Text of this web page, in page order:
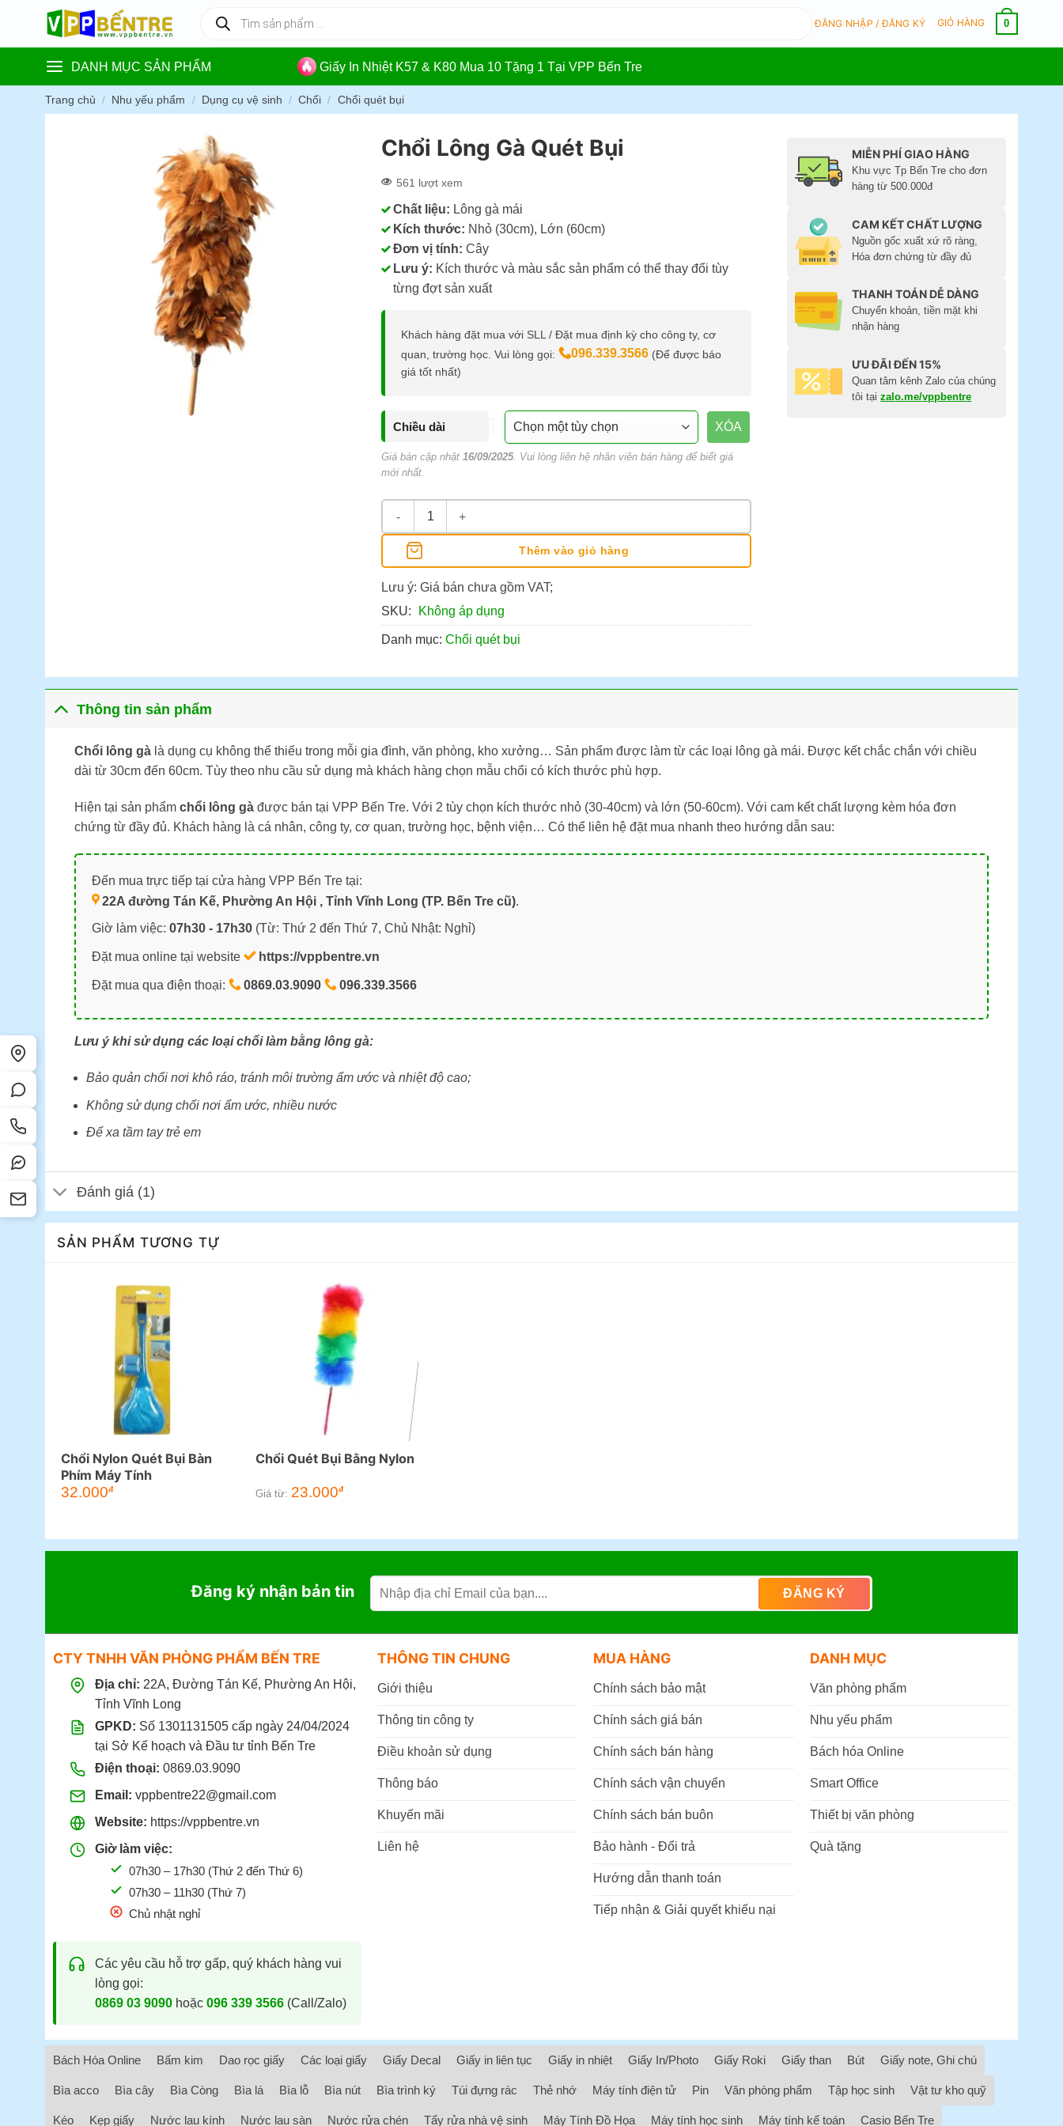
content
kiếm
phẩm
ĐĂNG NHẬP / ĐĂNG KÝ GIỎ HÀNG 0
DANH MỤC SẢN PHẨM Giấy In Nhiệt K57 & K80 Mua 10 Tặng 1 Tại VPP Bến Tre
Trang chủ / Nhu yếu phẩm / Dụng cụ vệ sinh / Chổi / Chổi quét bụi
Chổi Lông Gà Quét Bụi
561 lượt xem
Chất liệu: Lông gà mái
Kích thước: Nhỏ (30cm), Lớn (60cm)
Đơn vị tính: Cây
Lưu ý: Kích thước và màu sắc sản phẩm có thể thay đổi tùy
từng đợt sản xuất
Khách hàng đặt mua với SLL / Đặt mua định kỳ cho công ty, cơ
quan, trường học. Vui lòng gọi:
096.339.3566 (Để được báo
giá tốt nhất)
Chiều dài XÓA
Giá bán cập nhật 16/09/2025. Vui lòng liên hệ nhân viên bán hàng để biết giá
mới nhất.
Chổi Lông Gà Quét Bụi số lượng
Thêm vào giỏ hàng
Lưu ý: Giá bán chưa gồm VAT;
SKU:
Không áp dụng
Danh mục: Chổi quét bụi
MIỄN PHÍ GIAO HÀNG
Khu vực Tp Bến Tre cho đơn
hàng từ 500.000đ
CAM KẾT CHẤT LƯỢNG
Nguồn gốc xuất xứ rõ ràng,
Hóa đơn chứng từ đầy đủ
THANH TOÁN DỄ DÀNG
Chuyển khoản, tiền mặt khi
nhận hàng
ƯU ĐÃI ĐẾN 15%
Quan tâm kênh Zalo của chúng
tôi tạizalo.me/vppbentre
Thông tin sản phẩm
Chổi lông gàlà dụng cụ không thể thiếu trong mỗi gia đình, văn phòng, kho xưởng… Sản phẩm được làm từ các loại lông gà mái. Được kết chắc chắn với chiều
dài từ 30cm đến 60cm. Tùy theo nhu cầu sử dụng mà khách hàng chọn mẫu chổi có kích thước phù hợp.
Hiện tại sản phẩmchổi lông gàđược bán tại VPP Bến Tre. Với 2 tùy chọn kích thước nhỏ (30-40cm) và lớn (50-60cm). Với cam kết chất lượng kèm hóa đơn
chứng từ đầy đủ. Khách hàng là cá nhân, công ty, cơ quan, trường học, bệnh viện… Có thể liên hệ đặt mua nhanh theo hướng dẫn sau:
Đến mua trực tiếp tại cửa hàng VPP Bến Tre tại:
22A đường Tán Kế, Phường An Hội , Tỉnh Vĩnh Long (TP. Bến Tre cũ).
Giờ làm việc: 07h30 - 17h30(Từ: Thứ 2 đến Thứ 7, Chủ Nhật: Nghỉ)
Đặt mua online tại website https://vppbentre.vn
Đặt mua qua điện thoại: 0869.03.9090 096.339.3566
Lưu ý khi sử dụng các loại chổi làm bằng lông gà:
Bảo quản chổi nơi khô ráo, tránh môi trường ẩm ước và nhiệt độ cao;
Không sử dụng chổi nơi ẩm ước, nhiều nước
Để xa tầm tay trẻ em
Đánh giá (1)
SẢN PHẨM TƯƠNG TỰ
Chổi Nylon Quét Bụi Bàn
Phím Máy Tính
32.000đ
Chổi Quét Bụi Bằng Nylon
Giá từ: 23.000đ
Đăng ký nhận bản tin
CTY TNHH VĂN PHÒNG PHẨM BẾN TRE
Địa chỉ: 22A, Đường Tán Kế, Phường An Hội,
Tỉnh Vĩnh Long
GPKD: Số 1301131505 cấp ngày 24/04/2024
tại Sở Kế hoạch và Đầu tư tỉnh Bến Tre
Điện thoại: 0869.03.9090
Email: vppbentre22@gmail.com
Website: https://vppbentre.vn
Giờ làm việc:
07h30 – 17h30 (Thứ 2 đến Thứ 6)
07h30 – 11h30 (Thứ 7)
Chủ nhật nghỉ
Các yêu cầu hỗ trợ gấp, quý khách hàng vui
lòng gọi:
0869 03 9090hoặc 096 339 3566(Call/Zalo)
THÔNG TIN CHUNG
Giới thiệu
Thông tin công ty
Điều khoản sử dụng
Thông báo
Khuyến mãi
Liên hệ
MUA HÀNG
Chính sách bảo mật
Chính sách giá bán
Chính sách bán hàng
Chính sách vận chuyển
Chính sách bán buôn
Bảo hành - Đổi trả
Hướng dẫn thanh toán
Tiếp nhận & Giải quyết khiếu nại
DANH MỤC
Văn phòng phẩm
Nhu yếu phẩm
Bách hóa Online
Smart Office
Thiết bị văn phòng
Quà tặng
Bách Hóa Online Bấm kim Dao rọc giấy Các loại giấy Giấy Decal Giấy in liên tục Giấy in nhiệt Giấy In/Photo Giấy Roki Giấy than Bút Giấy note, Ghi chú
Bìa acco Bìa cây Bìa Còng Bìa lá Bìa lỗ Bìa nút Bìa trình ký Túi đựng rác Thẻ nhớ Máy tính điện tử Pin Văn phòng phẩm Tập học sinh Vật tư kho quỹ
Kéo Kẹp giấy Nước lau kính Nước lau sàn Nước rửa chén Tẩy rửa nhà vệ sinh Máy Tính Đồ Họa Máy tính học sinh Máy tính kế toán Casio Bến Tre